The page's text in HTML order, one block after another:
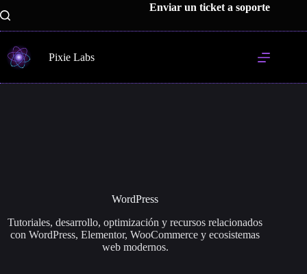
al
contenido
Enviar un ticket a soporte
Pixie Labs
WordPress
Tutoriales, desarrollo, optimización y recursos relacionados
con WordPress, Elementor, WooCommerce y ecosistemas
web modernos.